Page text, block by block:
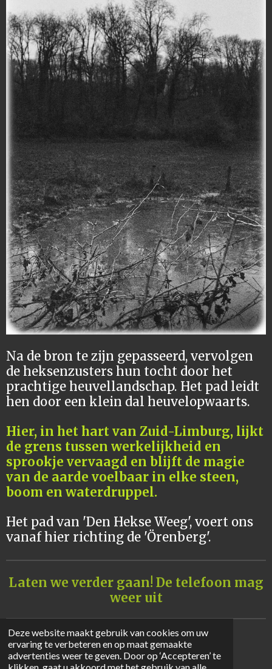
Deze website maakt gebruik van cookies om uw
ervaring te verbeteren en op maat gemaakte
advertenties weer te geven. Door op ‘Accepteren’ te
Na de bron te zijn gepasseerd, vervolgen
de heksenzusters hun tocht door het
prachtige heuvellandschap. Het pad leidt
hen door een klein dal heuvelopwaarts.
Hier, in het hart van Zuid-Limburg, lijkt
de grens tussen werkelijkheid en
sprookje vervaagd en blijft de magie
van de aarde voelbaar in elke steen,
boom en waterdruppel.
Het pad van 'Den Hekse Weeg', voert ons
vanaf hier richting de 'Örenberg'.
Laten we verder gaan! De telefoon mag
weer uit
© 2025 - 2026 Den Hekse Weeg
Powered byJouwWeb